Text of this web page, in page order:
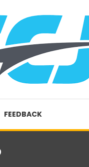
FEEDBACK